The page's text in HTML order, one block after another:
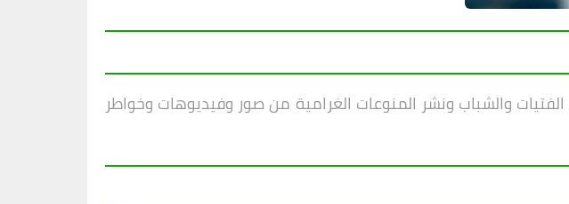
والشباب ونشر المنوعات الغرامية من صور وفيديوهات وخواطر